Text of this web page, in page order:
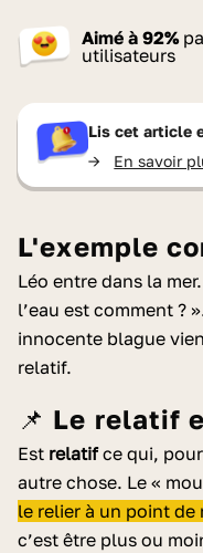
Aimé à92%
utilisateurs
Lis cet article
-> En savoir
L'exemple
Léo entre dans la
l’eau est comment ?
innocente blague
relatif.
📌 Le
Est relatifce qui,
autre chose. Le «
le relier à un point de
c’est être plus ou